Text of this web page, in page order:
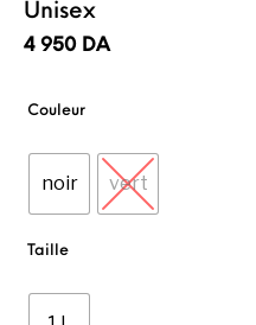
Unisex
4 950 DA
Couleur
noir vert
Taille